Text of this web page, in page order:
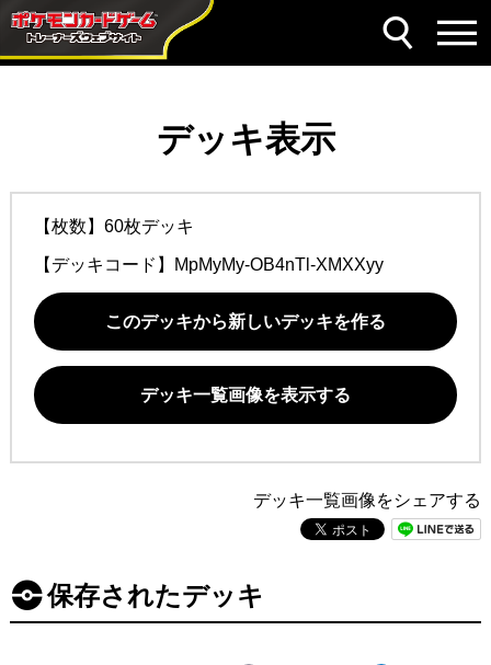
デッキ表示
【枚数】60枚デッキ
【デッキコード】 MpMyMy-OB4nTl-XMXXyy
このデッキから新しいデッキを作る
デッキ一覧画像を表示する
デッキ一覧画像をシェアする
保存されたデッキ